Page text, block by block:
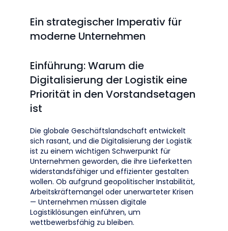
Ein strategischer Imperativ für
moderne Unternehmen
Einführung: Warum die
Digitalisierung der Logistik eine
Priorität in den Vorstandsetagen
ist
Die globale Geschäftslandschaft entwickelt
sich rasant, und die Digitalisierung der Logistik
ist zu einem wichtigen Schwerpunkt für
Unternehmen geworden, die ihre Lieferketten
widerstandsfähiger und effizienter gestalten
wollen. Ob aufgrund geopolitischer Instabilität,
Arbeitskräftemangel oder unerwarteter Krisen
— Unternehmen müssen digitale
Logistiklösungen einführen, um
wettbewerbsfähig zu bleiben.